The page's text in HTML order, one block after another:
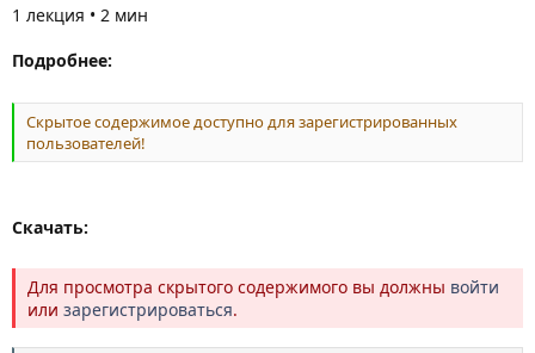
1 лекция • 2 мин
Подробнее:
Скрытое содержимое доступно для зарегистрированных
пользователей!
Скачать:
Для просмотра скрытого содержимого вы должны войти
или зарегистрироваться.